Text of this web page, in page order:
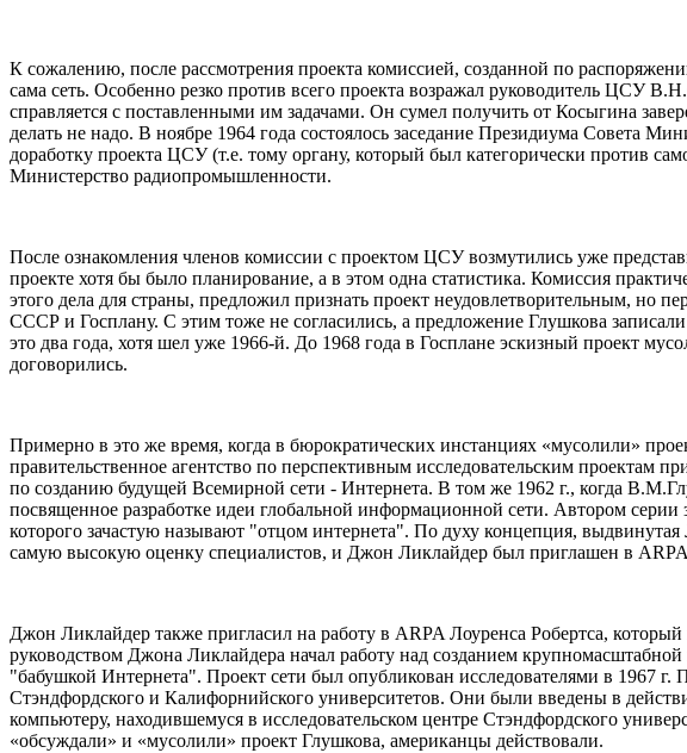
К сожалению, после рассмотрения проекта комиссией, созданной по
сама сеть. Особенно резко против всего проекта возражал руководитель ЦСУ
справляется с поставленными им задачами. Он сумел получить от Косыгина
делать не надо. В ноябре 1964 года состоялось заседание Президиума
доработку проекта ЦСУ (т.е. тому органу, который был категорически против
Министерство радиопромышленности.
После ознакомления членов комиссии с проектом ЦСУ возмутились уже
проекте хотя бы было планирование, а в этом одна статистика. Комиссия
этого дела для страны, предложил признать проект неудовлетворительным, но
СССР и Госплану. С этим тоже не согласились, а предложение Глушкова
это два года, хотя шел уже 1966-й. До 1968 года в Госплане эскизный проект
договорились.
Примерно в это же время, когда в бюрократических инстанциях «мусолили»
правительственное агентство по перспективным исследовательским
по созданию будущей Всемирной сети - Интернета. В том же 1962 г., когда
посвященное разработке идеи глобальной информационной сети. Автором
которого зачастую называют "отцом интернета". По духу концепция,
самую высокую оценку специалистов, и Джон Ликлайдер был приглашен в
Джон Ликлайдер также пригласил на работу в ARPA Лоуренса Робертса,
руководством Джона Ликлайдера начал работу над созданием
"бабушкой Интернета". Проект сети был опубликован исследователями в 1967
Стэндфордского и Калифорнийского университетов. Они были введены в
компьютеру, находившемуся в исследовательском центре Стэндфордского
«обсуждали» и «мусолили» проект Глушкова, американцы действовали.